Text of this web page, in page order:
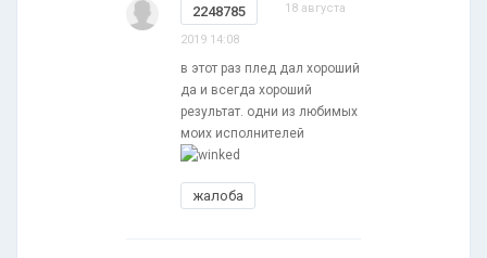
2248785 18 августа
2019 14:08
в этот раз плед дал хороший
да и всегда хороший
результат. одни из любимых
моих исполнителей
жалоба